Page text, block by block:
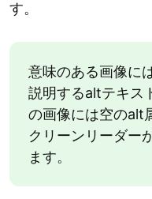
す。
意味のある画像に
説明するaltテキス
の画像には空のalt
クリーンリーダー
ます。